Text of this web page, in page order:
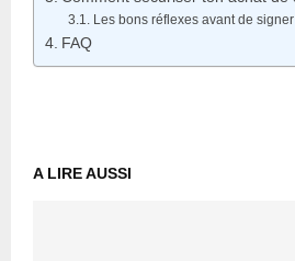
Les bons réflexes avant de signer
FAQ
A LIRE AUSSI